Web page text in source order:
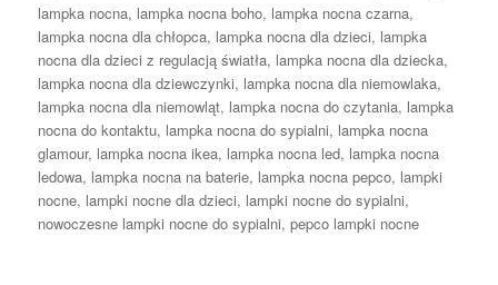
lampka nocna, lampka nocna boho, lampka nocna czarna,
lampka nocna dla chłopca, lampka nocna dla dzieci, lampka
nocna dla dzieci z regulacją światła, lampka nocna dla dziecka,
lampka nocna dla dziewczynki, lampka nocna dla niemowlaka,
lampka nocna dla niemowląt, lampka nocna do czytania, lampka
nocna do kontaktu, lampka nocna do sypialni, lampka nocna
glamour, lampka nocna ikea, lampka nocna led, lampka nocna
ledowa, lampka nocna na baterie, lampka nocna pepco, lampki
nocne, lampki nocne dla dzieci, lampki nocne do sypialni,
nowoczesne lampki nocne do sypialni,pepco lampki nocne